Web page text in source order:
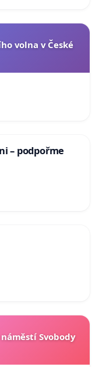
volna v České
– podpořme
Svobody